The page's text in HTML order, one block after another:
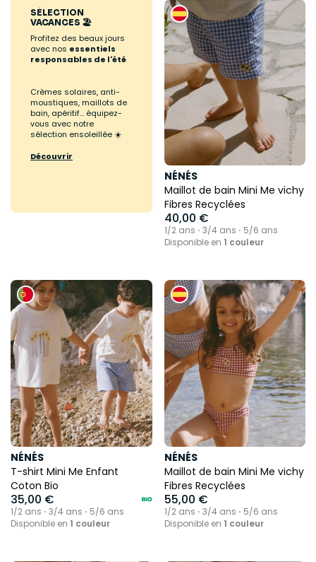
SÉLECTION
VACANCES 🏖️
Profitez des beaux jours
avec nos essentiels
responsables de l'été
Crèmes solaires, anti-
moustiques, maillots de
bain, apéritif... équipez-
vous avec notre
sélection ensoleillée ☀️
Découvrir
NÉNÉS
Maillot de bain Mini Me vichy
Fibres Recyclées
40,00 €
1/2 ans ⋅ 3/4 ans ⋅ 5/6 ans
Disponible en 1 couleur
NÉNÉS
T-shirt Mini Me Enfant
Coton Bio
35,00 €
1/2 ans ⋅ 3/4 ans ⋅ 5/6 ans
Disponible en 1 couleur
NÉNÉS
Maillot de bain Mini Me vichy
Fibres Recyclées
55,00 €
1/2 ans ⋅ 3/4 ans ⋅ 5/6 ans
Disponible en 1 couleur